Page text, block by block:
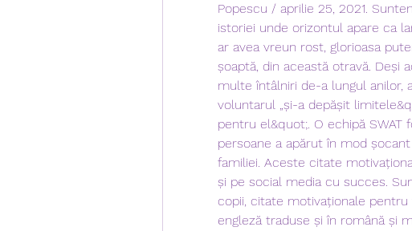
Popescu / aprilie 25, 2021.
istoriei unde orizontul apare ca
ar avea vreun rost, glorioasa
șoaptă, din această otravă. Deși
multe întâlniri de-a lungul anilor,
voluntarul „și-a depășit
pentru el&quot;. O echipă
persoane a apărut în mod
familiei. Aceste citate
și pe social media cu succes.
copii, citate motivaționale
engleză traduse și în română și